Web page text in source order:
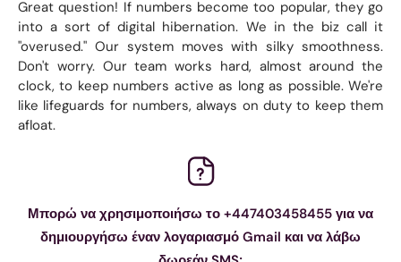
Great question! If numbers become too popular, they go
into a sort of digital hibernation. We in the biz call it
"overused." Our system moves with silky smoothness.
Don't worry. Our team works hard, almost around the
clock, to keep numbers active as long as possible. We're
like lifeguards for numbers, always on duty to keep them
afloat.
Μπορώ να χρησιμοποιήσω το +447403458455 για να
δημιουργήσω έναν λογαριασμό Gmail και να λάβω